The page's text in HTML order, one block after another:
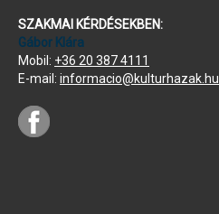
SZAKMAI KÉRDÉSEKBEN:
Gábor Klára
Mobil: +36 20 387 4111
E-mail: informacio@kulturhazak.hu